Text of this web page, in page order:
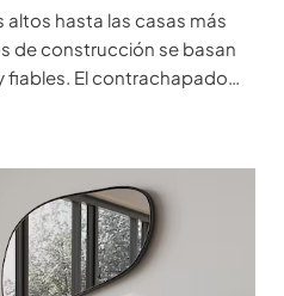
altos hasta las casas más
de construcción se basan
fiables. El contrachapado
menudo se da por sentado,
versatilidad y rentabilidad
Tanto si es usted
como un recién llegado al
comprender los matices...